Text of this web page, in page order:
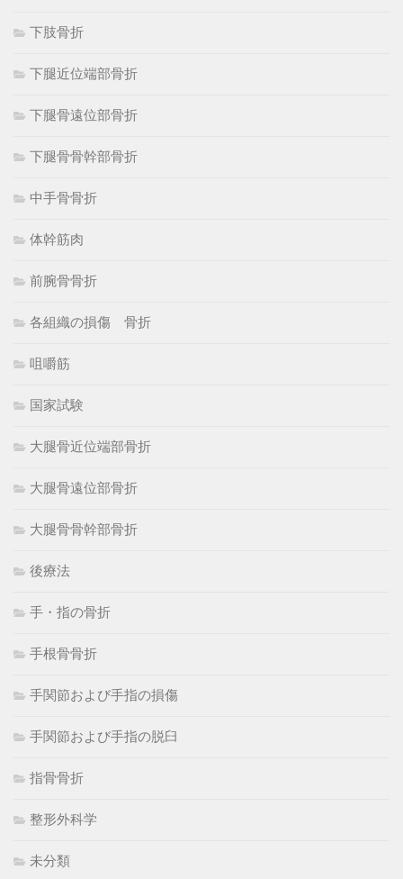
下肢骨折
下腿近位端部骨折
下腿骨遠位部骨折
下腿骨骨幹部骨折
中手骨骨折
体幹筋肉
前腕骨骨折
各組織の損傷 骨折
咀嚼筋
国家試験
大腿骨近位端部骨折
大腿骨遠位部骨折
大腿骨骨幹部骨折
後療法
手・指の骨折
手根骨骨折
手関節および手指の損傷
手関節および手指の脱臼
指骨骨折
整形外科学
未分類